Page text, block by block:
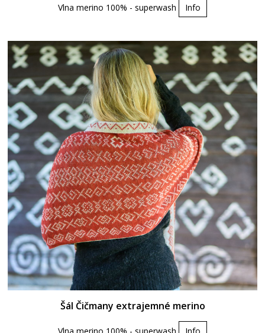
Vlna merino 100% - superwash Info
Šál Čičmany extrajemné merino